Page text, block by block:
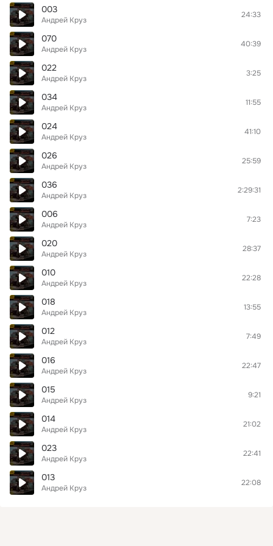
003
Андрей Круз
24:33
070
Андрей Круз
40:39
022
Андрей Круз
3:25
034
Андрей Круз
11:55
024
Андрей Круз
41:10
026
Андрей Круз
25:59
036
Андрей Круз
2:29:31
006
Андрей Круз
7:23
020
Андрей Круз
28:37
010
Андрей Круз
22:28
018
Андрей Круз
13:55
012
Андрей Круз
7:49
016
Андрей Круз
22:47
015
Андрей Круз
9:21
014
Андрей Круз
21:02
023
Андрей Круз
22:41
013
Андрей Круз
22:08